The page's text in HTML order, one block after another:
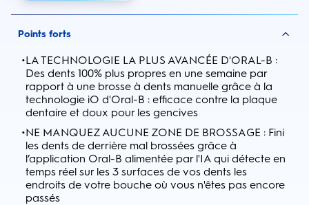
Points forts
•LA TECHNOLOGIE LA PLUS AVANCÉE D'ORAL-B :
Des dents 100% plus propres en une semaine par
rapport à une brosse à dents manuelle grâce à la
technologie iO d'Oral-B : efficace contre la plaque
dentaire et doux pour les gencives
•NE MANQUEZ AUCUNE ZONE DE BROSSAGE : Fini
les dents de derrière mal brossées grâce à
l’application Oral-B alimentée par l'IA qui détecte en
temps réel sur les 3 surfaces de vos dents les
endroits de votre bouche où vous n'êtes pas encore
passés